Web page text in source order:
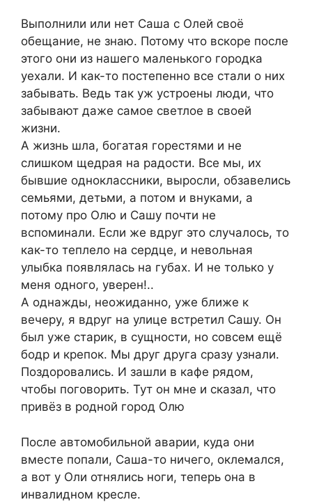
Выполнили или нет Саша с Олей своё
обещание, не знаю. Потому что вскоре после
этого они из нашего маленького городка
уехали. И как-то постепенно все стали о них
забывать. Ведь так уж устроены люди, что
забывают даже самое светлое в своей
жизни.
А жизнь шла, богатая горестями и не
слишком щедрая на радости. Все мы, их
бывшие одноклассники, выросли, обзавелись
семьями, детьми, а потом и внуками, а
потому про Олю и Сашу почти не
вспоминали. Если же вдруг это случалось, то
как-то теплело на сердце, и невольная
улыбка появлялась на губах. И не только у
меня одного, уверен!..
А однажды, неожиданно, уже ближе к
вечеру, я вдруг на улице встретил Сашу. Он
был уже старик, в сущности, но совсем ещё
бодр и крепок. Мы друг друга сразу узнали.
Поздоровались. И зашли в кафе рядом,
чтобы поговорить. Тут он мне и сказал, что
привёз в родной город Олю
После автомобильной аварии, куда они
вместе попали, Саша-то ничего, оклемался,
а вот у Оли отнялись ноги, теперь она в
инвалидном кресле.